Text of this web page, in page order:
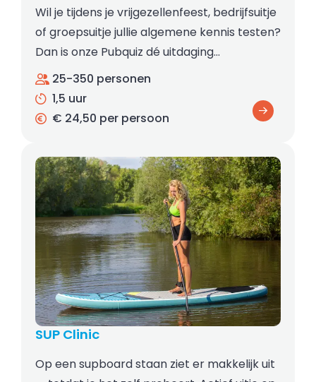
Wil je tijdens je vrijgezellenfeest, bedrijfsuitje
of groepsuitje jullie algemene kennis testen?
Dan is onze Pubquiz dé uitdaging…
25-350 personen
1,5 uur
€ 24,50 per persoon
SUP Clinic
Op een supboard staan ziet er makkelijk uit